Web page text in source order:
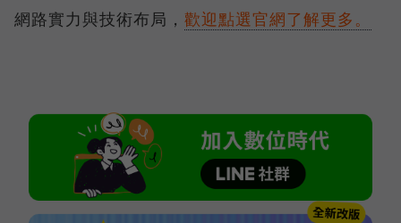
網路實力與技術布局， 歡迎點選官網了解更多。